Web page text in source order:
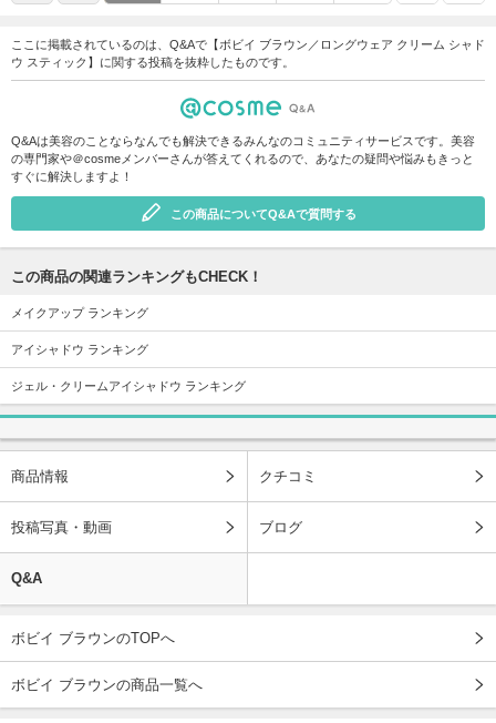
ここに掲載されているのは、Q&Aで【ボビイ ブラウン／ロングウェア クリーム シャド
ウ スティック】に関する投稿を抜粋したものです。
Q&Aは美容のことならなんでも解決できるみんなのコミュニティサービスです。美容
の専門家や＠cosmeメンバーさんが答えてくれるので、あなたの疑問や悩みもきっと
すぐに解決しますよ！
この商品についてQ&Aで質問する
この商品の関連ランキングもCHECK！
メイクアップ ランキング
アイシャドウ ランキング
ジェル・クリームアイシャドウ ランキング
商品情報 クチコミ
投稿写真・動画 ブログ
Q&A
ボビイ ブラウンのTOPへ
ボビイ ブラウンの商品一覧へ